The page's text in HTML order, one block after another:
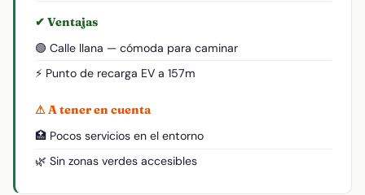
✔ Ventajas
🟢 Calle llana — cómoda para caminar
⚡ Punto de recarga EV a 157m
⚠ A tener en cuenta
🏥 Pocos servicios en el entorno
🌿 Sin zonas verdes accesibles